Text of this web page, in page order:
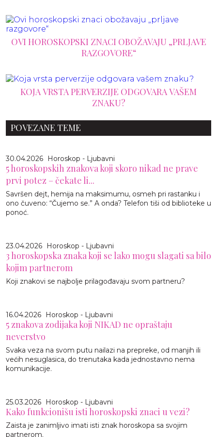
OVI HOROSKOPSKI ZNACI OBOŽAVAJU „PRLJAVE
RAZGOVORE“
KOJA VRSTA PERVERZIJE ODGOVARA VAŠEM
ZNAKU?
POVEZANE TEME
30.04.2026 Horoskop - Ljubavni
5 horoskopskih znakova koji skoro nikad ne prave
prvi potez – čekate li...
Savršen dejt, hemija na maksimumu, osmeh pri rastanku i
ono čuveno: “Čujemo se.” A onda? Telefon tiši od biblioteke u
ponoć.
23.04.2026 Horoskop - Ljubavni
3 horoskopska znaka koji se lako mogu slagati sa bilo
kojim partnerom
Koji znakovi se najbolje prilagođavaju svom partneru?
16.04.2026 Horoskop - Ljubavni
5 znakova zodijaka koji NIKAD ne opraštaju
neverstvo
Svaka veza na svom putu nailazi na prepreke, od manjih ili
većih nesuglasica, do trenutaka kada jednostavno nema
komunikacije.
25.03.2026 Horoskop - Ljubavni
Kako funkcionišu isti horoskopski znaci u vezi?
Zaista je zanimljivo imati isti znak horoskopa sa svojim
partnerom.